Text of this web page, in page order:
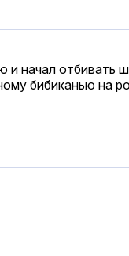
отбивать
бибиканью на